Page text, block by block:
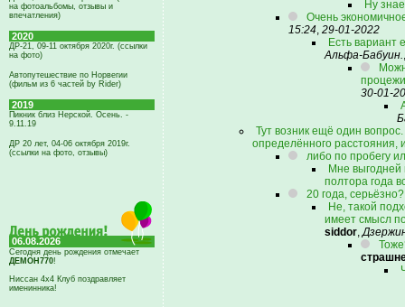
на фотоальбомы, отзывы и
впечатления)
2020
ДР-21, 09-11 октября 2020г. (ссылки
на фото)
Автопутешествие по Норвегии
(фильм из 6 частей by Rider)
2019
Пикник близ Нерской. Осень. -
9.11.19
ДР 20 лет, 04-06 октября 2019г.
(ссылки на фото, отзывы)
06.08.2026
Сегодня день рождения отмечает
ДЕМОН770!
Ниссан 4х4 Клуб поздравляет
именинника!
Ну
Очень
15:24, 29-01-2022
Есть вариант
Альфа-Бабуин.
30-01-
Тут возник ещё один
определённого расстояния,
либо по пробегу
Мне выгодней
полтора года
20 года,
Не, такой
имеет смысл
siddor,